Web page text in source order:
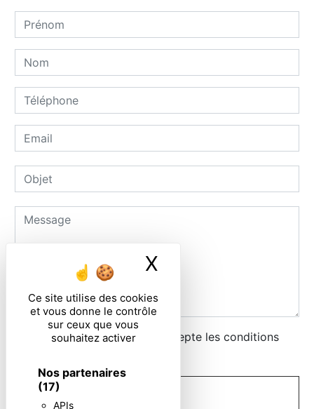
Ce site utilise des cookies
et vous donne le contrôle
sur ceux que vous
souhaitez activer
Nos partenaires
(17)
APIs
X
En cochant cette case, j'accepte les conditions